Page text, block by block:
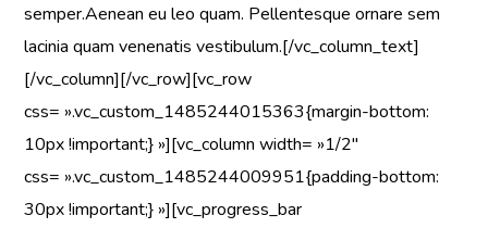
semper.Aenean eu leo quam. Pellentesque ornare sem
lacinia quam venenatis vestibulum.[/vc_column_text]
[/vc_column][/vc_row][vc_row
css= ».vc_custom_1485244015363{margin-bottom:
10px !important;} »][vc_column width= »1/2″
css= ».vc_custom_1485244009951{padding-bottom:
30px !important;} »][vc_progress_bar